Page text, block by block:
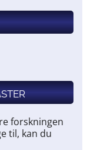
forskningen
til, kan du